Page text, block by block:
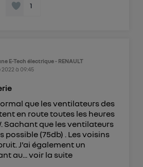
1
E-Tech électrique - RENAULT
2022 à 09:45
que les ventilateurs des
en route toutes les heures
Sachant que les ventilateurs
(75db) . Les voisins
J'ai également un
au...voir la suite